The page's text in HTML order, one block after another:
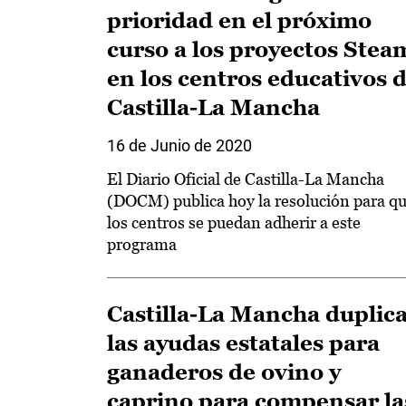
prioridad en el próximo
curso a los proyectos
en los centros educativos
Castilla-La Mancha
16 de Junio de 2020
El Diario Oficial de Castilla-La Mancha
(DOCM) publica hoy la resolución para
los centros se puedan adherir a este
programa
Castilla-La Mancha
las ayudas estatales para
ganaderos de ovino y
caprino para compensar